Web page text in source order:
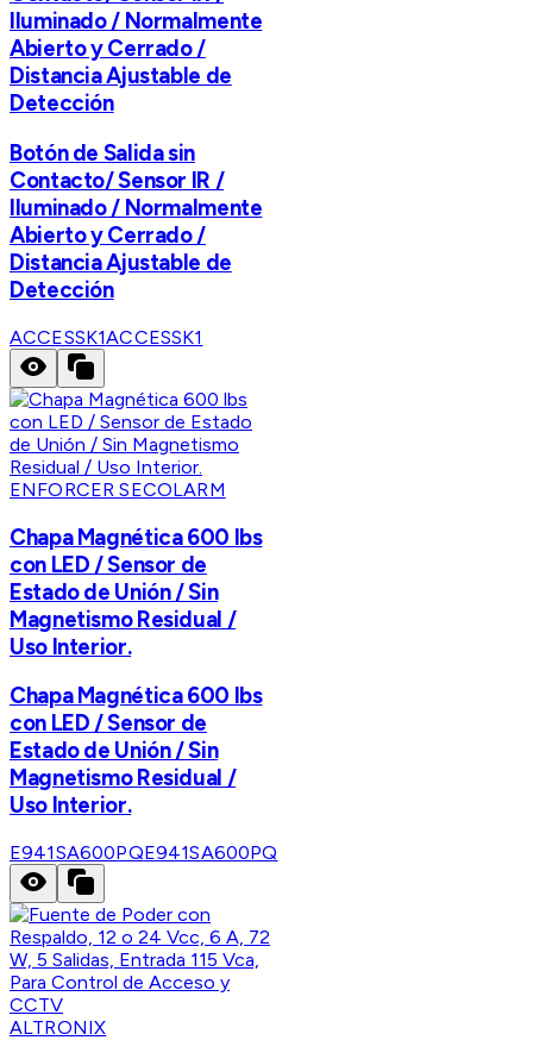
Iluminado / Normalmente
Abierto y Cerrado /
Distancia Ajustable de
Detección
Botón de Salida sin
Contacto/ Sensor IR /
Iluminado / Normalmente
Abierto y Cerrado /
Distancia Ajustable de
Detección
ACCESSK1ACCESSK1
ENFORCER SECOLARM
Chapa Magnética 600 lbs
con LED / Sensor de
Estado de Unión / Sin
Magnetismo Residual /
Uso Interior.
Chapa Magnética 600 lbs
con LED / Sensor de
Estado de Unión / Sin
Magnetismo Residual /
Uso Interior.
E941SA600PQE941SA600PQ
ALTRONIX